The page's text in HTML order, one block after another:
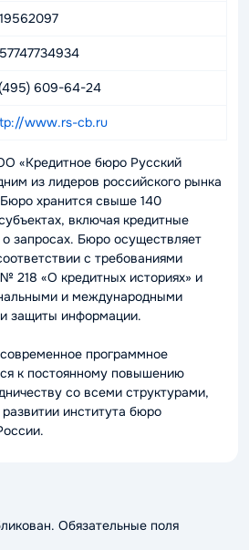
609-64-24
www.rs-cb.ru
«Кредитное бюро Русский
из лидеров российского рынка
хранится свыше 140
включая кредитные
запросах. Бюро осуществляет
с требованиями
218 «О кредитных историях» и
и международными
защиты информации.
программное
к постоянному повышению
со всеми структурами,
института бюро
Обязательные поля